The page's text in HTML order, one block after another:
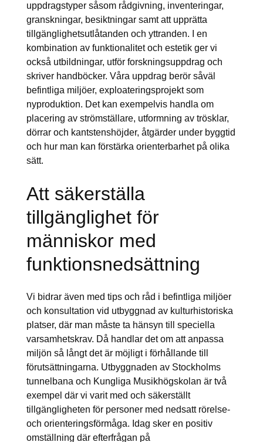
uppdragstyper såsom rådgivning, inventeringar,
granskningar, besiktningar samt att upprätta
tillgänglighetsutlåtanden och yttranden. I en
kombination av funktionalitet och estetik ger vi
också utbildningar, utför forskningsuppdrag och
skriver handböcker. Våra uppdrag berör såväl
befintliga miljöer, exploateringsprojekt som
nyproduktion. Det kan exempelvis handla om
placering av strömställare, utformning av trösklar,
dörrar och kantstenshöjder, åtgärder under byggtid
och hur man kan förstärka orienterbarhet på olika
sätt.
Att säkerställa
tillgänglighet för
människor med
funktionsnedsättning
Vi bidrar även med tips och råd i befintliga miljöer
och konsultation vid utbyggnad av kulturhistoriska
platser, där man måste ta hänsyn till speciella
varsamhetskrav. Då handlar det om att anpassa
miljön så långt det är möjligt i förhållande till
förutsättningarna. Utbyggnaden av Stockholms
tunnelbana och Kungliga Musikhögskolan är två
exempel där vi varit med och säkerställt
tillgängligheten för personer med nedsatt rörelse-
och orienteringsförmåga. Idag sker en positiv
omställning där efterfrågan på